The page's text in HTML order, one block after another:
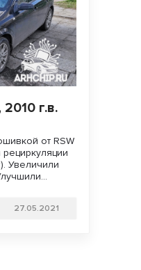
г.в.
от RSW
Увеличили
27.05.2021